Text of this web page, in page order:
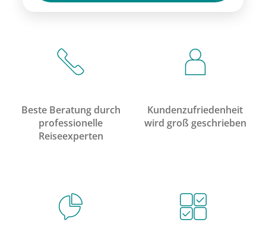
Beste Beratung durch
professionelle
Reiseexperten
Kundenzufriedenheit
wird groß geschrieben